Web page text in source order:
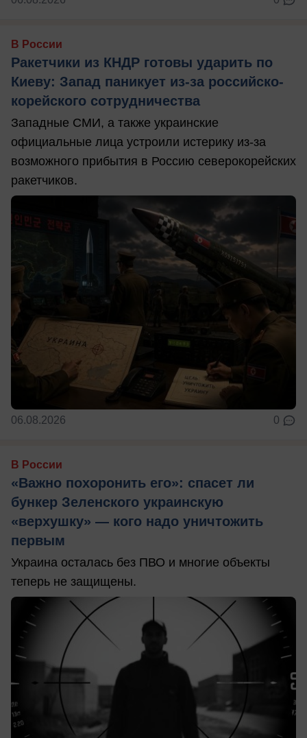
В России
Ракетчики из КНДР готовы ударить по
Киеву: Запад паникует из-за российско-
корейского сотрудничества
Западные СМИ, а также украинские
официальные лица устроили истерику из-за
возможного прибытия в Россию северокорейских
ракетчиков.
06.08.2026 0
В России
«Важно похоронить его»: спасет ли
бункер Зеленского украинскую
«верхушку» — кого надо уничтожить
первым
Украина осталась без ПВО и многие объекты
теперь не защищены.